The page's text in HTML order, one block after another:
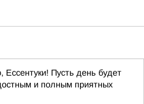
Ессентуки! Пусть день будет
и полным приятных